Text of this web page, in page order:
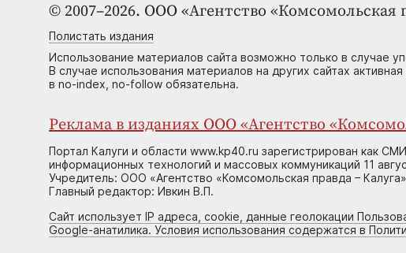
© 2007–2026. ООО «Агентство «Комсомольская
Полистать издания
Использование материалов сайта возможно только в случае
В случае использования материалов на других сайтах
в no-index, no-follow обязательна.
Реклама в изданиях ООО «Агентство
Портал Калуги и области www.kp40.ru зарегистрирован как
информационных технологий и массовых коммуникаций 11
Учредитель: ООО «Агентство «Комсомольская правда – Калуга»
Главный редактор: Ивкин В.П.
Сайт использует IP адреса, cookie, данные геолокации
Google-анатилика. Условия использования содержатся в